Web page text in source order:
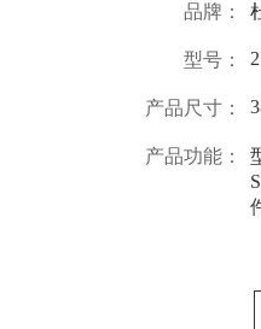
品牌：
型号：
产品尺寸：
产品功能：